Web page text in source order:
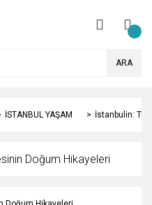
ARA
İSTANBUL YAŞAM İstanbulin:
Doğum Hikayeleri